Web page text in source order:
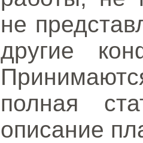
не
другие
полная
описание